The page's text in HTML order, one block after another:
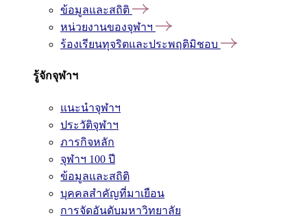
ข้อมูลและสถิติ
หน่วยงานของจุฬาฯ
ร้องเรียนทุจริตและประพฤติมิชอบ
รู้จักจุฬาฯ
แนะนำจุฬาฯ
ประวัติจุฬาฯ
ภารกิจหลัก
จุฬาฯ 100 ปี
ข้อมูลและสถิติ
บุคคลสำคัญที่มาเยือน
การจัดอันดับมหาวิทยาลัย